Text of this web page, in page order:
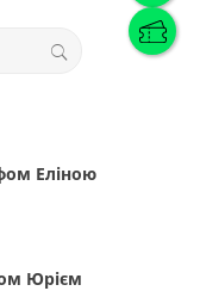
Еліною
Юрієм